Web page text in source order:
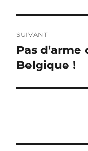
SUIVANT
Publication
suivante :
Pas
Belgique !